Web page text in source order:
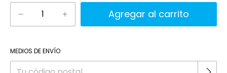
Entregas para el CP:
MEDIOS DE ENVÍO